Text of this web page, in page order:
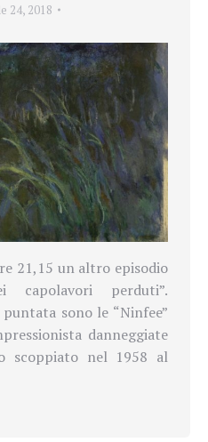
24, 2018
21,15 un altro episodio
perduti”.
sono le “Ninfee”
danneggiate
scoppiato nel 1958 al